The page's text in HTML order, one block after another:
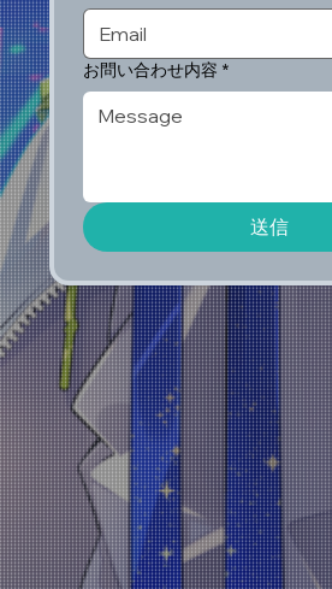
お問い合わせ内容 *
送信